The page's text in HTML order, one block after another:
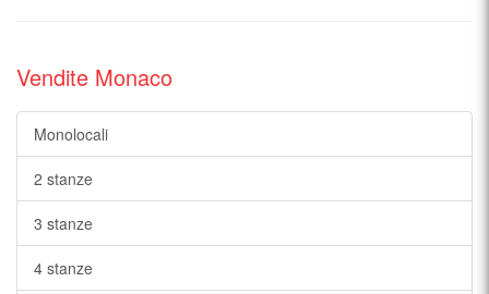
Vendite Monaco
Monolocali
2 stanze
3 stanze
4 stanze